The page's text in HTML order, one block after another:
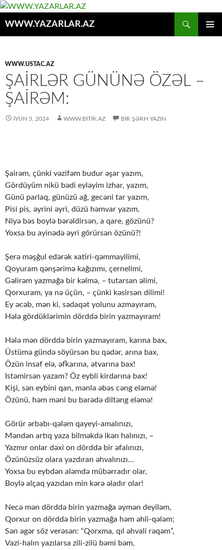
WWW.YAZARLAR.AZ
WWW.USTAC.AZ
ŞAIRLƏR GÜNÜNƏ ÖZƏL –
ŞAIRƏM:
İYUN 5, 2024 WWW.BITIK.AZ BIR ŞƏRH YAZIN
Şairəm, çünki vəzifəm budur əşar yazım,
Gördüyüm nikü bədi eyləyim izhar, yazım,
Günü parlaq, günüzü ağ, gecəni tar yazım,
Pisi pis, əyrini əyri, düzü həmvar yazım,
Niyə bəs boylə bərəldirsən, a qare, gözünü?
Yoxsa bu ayinədə əyri görürsən özünü?!
Şerə məşğul edərək xatiri-qəmmayilimi,
Qoyuram qənşərimə kağızımı, çernelimi,
Gəlirəm yazmağa bir kəlmə, – tutarsan əlimi,
Qorxuram, ya nə üçün, – çünki kəsirsən dilimi!
Ey əcəb, mən ki, sədaqət yolunu azmayıram,
Hələ gördüklərimin dörddə birin yazmayıram!
Hələ mən dörddə birin yazmayıram, karına bax,
Üstümə gündə söyürsən bu qədər, arına bax,
Özün insaf elə, əfkarına, ətvarına bax!
Istəmirsən yazam? Öz eybli kirdarına bax!
Kişi, sən eybini qan, mənlə əbəs cəng eləmə!
Özünü, həm məni bu barədə diltəng eləmə!
Görür ərbabı-qələm qayeyi-amalınızı,
Məndən artıq yaza bilməkdə ikən halınızı, –
Yazmır onlar dəxi on dörddə bir əfalınızı,
Özünüzsüz olara yazdıran əhvalınızı…
Yoxsa bu eybdən aləmdə mübərradır olar,
Boylə alçaq yazıdan min kərə əladır olar!
Necə mən dörddə birin yazmağa əymən deyiləm,
Qorxur on dörddə birin yazmağa həm əhli-qələm;
Sən əgər söz verəsən: “Qorxma, qıl əhvali rəqəm”,
Vazi-halın yazılarsa zili-zilü bəmi bəm,